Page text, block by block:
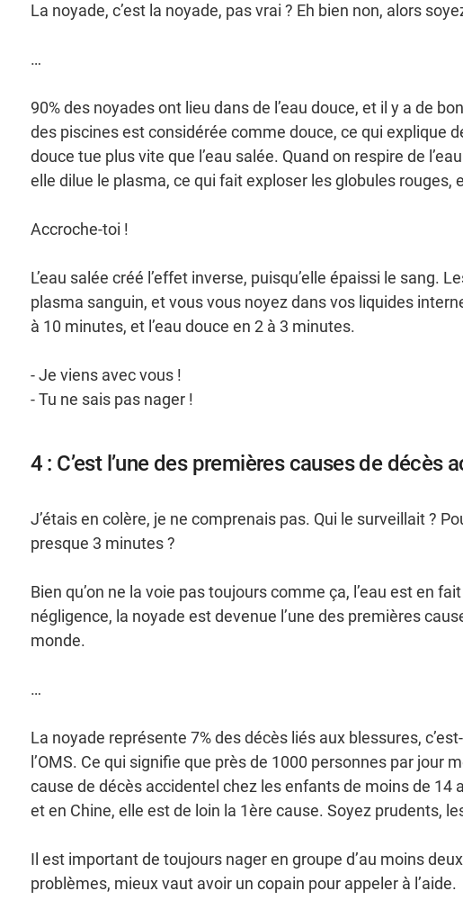
La noyade, c’est la noyade, pas vrai ? Eh bien non, alors
…
90% des noyades ont lieu dans de l’eau douce, et il y a de
des piscines est considérée comme douce, ce qui explique
douce tue plus vite que l’eau salée. Quand on respire de
elle dilue le plasma, ce qui fait exploser les globules rouges,
Accroche-toi !
L’eau salée créé l’effet inverse, puisqu’elle épaissi le sang.
plasma sanguin, et vous vous noyez dans vos liquides
à 10 minutes, et l’eau douce en 2 à 3 minutes.
- Je viens avec vous !
- Tu ne sais pas nager !
4 : C’est l’une des premières causes de décès
J’étais en colère, je ne comprenais pas. Qui le surveillait ?
presque 3 minutes ?
Bien qu’on ne la voie pas toujours comme ça, l’eau est en
négligence, la noyade est devenue l’une des premières
monde.
…
La noyade représente 7% des décès liés aux blessures,
l’OMS. Ce qui signifie que près de 1000 personnes par jour
cause de décès accidentel chez les enfants de moins de 14
et en Chine, elle est de loin la 1ère cause. Soyez prudents,
Il est important de toujours nager en groupe d’au moins
problèmes, mieux vaut avoir un copain pour appeler à l’aide.